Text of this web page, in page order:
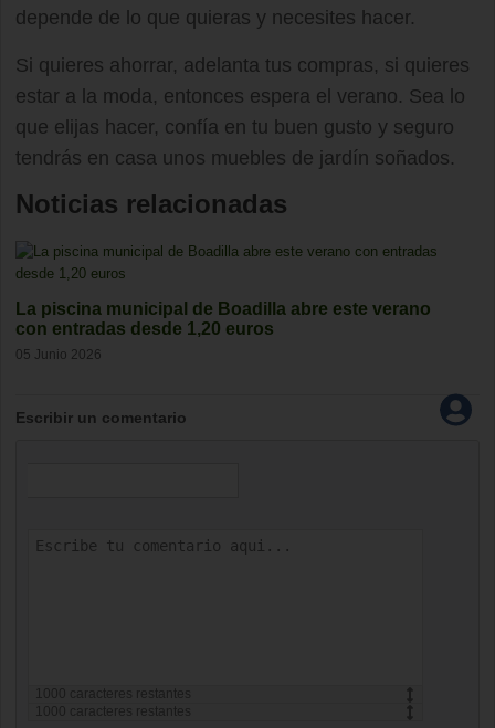
depende de lo que quieras y necesites hacer.
Si quieres ahorrar, adelanta tus compras, si quieres
estar a la moda, entonces espera el verano. Sea lo
que elijas hacer, confía en tu buen gusto y seguro
tendrás en casa unos muebles de jardín soñados.
Noticias relacionadas
La piscina municipal de Boadilla abre este verano
con entradas desde 1,20 euros
05 Junio 2026
Escribir un comentario
1000
caracteres restantes
1000
caracteres restantes